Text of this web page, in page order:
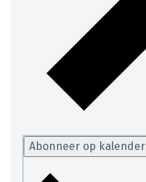
Abonneer op kalender